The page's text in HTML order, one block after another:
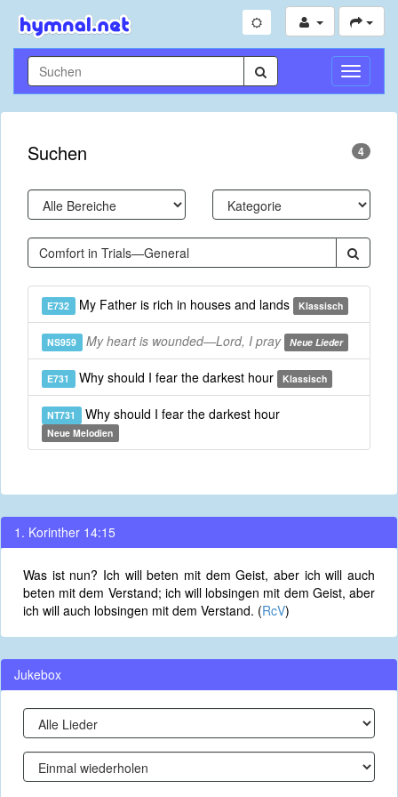
Suchen 4
E732 My Father is rich in houses and lands Klassisch
NS959 My heart is wounded—Lord, I pray Neue Lieder
E731 Why should I fear the darkest hour Klassisch
NT731 Why should I fear the darkest hour
Neue Melodien
1. Korinther 14:15
Was ist nun? Ich will beten mit dem Geist, aber ich will auch
beten mit dem Verstand; ich will lobsingen mit dem Geist, aber
ich will auch lobsingen mit dem Verstand. (RcV)
Jukebox